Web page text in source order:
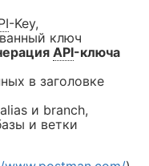
-Key,
ключ
API-ключа
в заголовке
и branch,
и ветки